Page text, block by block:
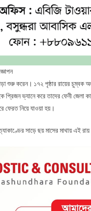
শুরু করেন। ১৭২ পৃষ্ঠার রায়ের
প্রিজন ভ্যানে করে তাদের ফেনী
ফেরত নিয়ে যাওয়া হয়।
সাড়ে ছয় মাসের মাথায় এই